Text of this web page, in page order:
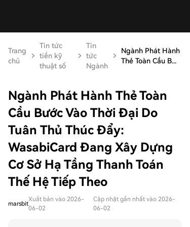
Trang
chủ
Tin tức
tiền kỹ
thuật số
Tin
tức
Ngành
Ngành Phát Hành
Thẻ Toàn Cầu B...
Ngành Phát Hành Thẻ Toàn
Cầu Bước Vào Thời Đại Do
Tuân Thủ Thúc Đẩy:
WasabiCard Đang Xây Dựng
Cơ Sở Hạ Tầng Thanh Toán
Thế Hệ Tiếp Theo
marsbit
Xuất bản vào 2026-
06-02
Cập nhật gần nhất vào 2026-
06-02